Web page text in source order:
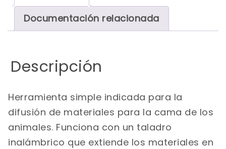
Documentación relacionada
Descripción
Herramienta simple indicada para la
difusión de materiales para la cama de los
animales. Funciona con un taladro
inalámbrico que extiende los materiales en